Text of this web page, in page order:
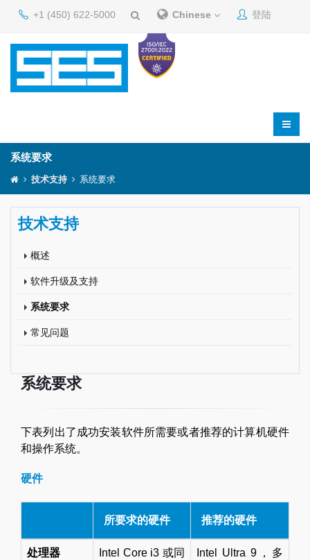
+1 (450) 622-5000 Chinese 登陆
系统要求
技术支持 系统要求
技术支持
概述
软件升级及支持
系统要求
常见问题
系统要求
下表列出了成功安装软件所需要或者推荐的计算机硬件
和操作系统。
硬件
所要求的硬件 推荐的硬件
处理器
Intel Core i3 或同
Intel Ultra 9，多